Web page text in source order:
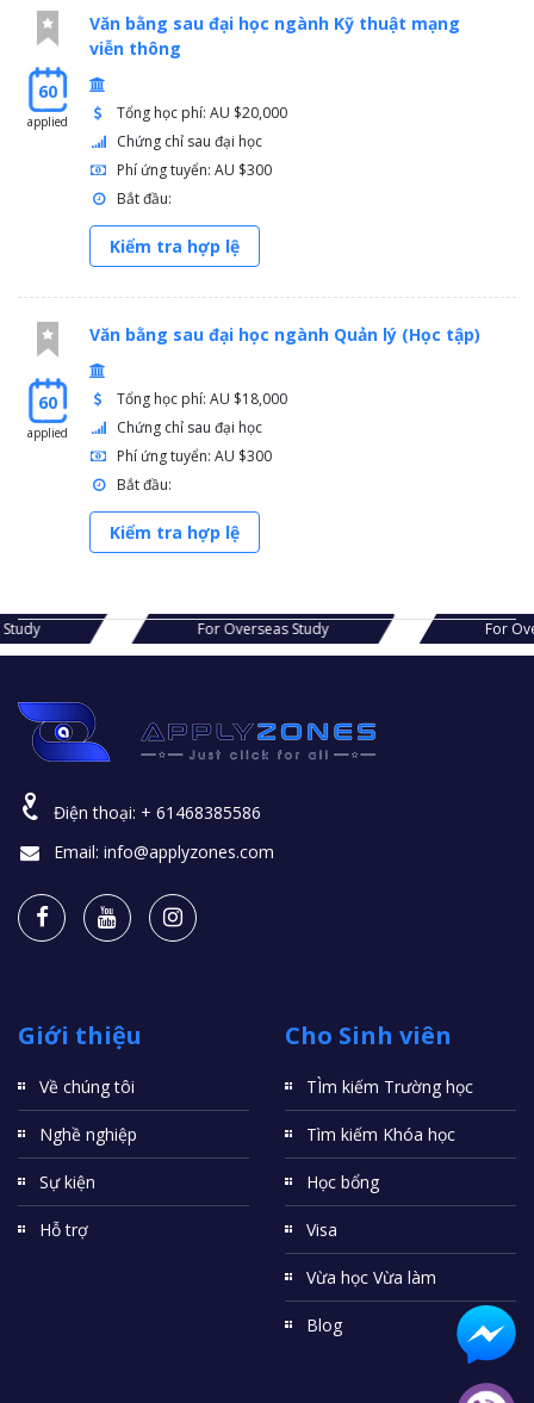
60
applied
Văn bằng sau đại học ngành Kỹ thuật mạng
viễn thông
Tổng học phí: AU $20,000
Chứng chỉ sau đại học
Phí ứng tuyển: AU $300
Bắt đầu:
Kiểm tra hợp lệ
60
applied
Văn bằng sau đại học ngành Quản lý (Học tập)
Tổng học phí: AU $18,000
Chứng chỉ sau đại học
Phí ứng tuyển: AU $300
Bắt đầu:
Kiểm tra hợp lệ
Study For Overseas Study For
Điện thoại: + 61468385586
Email: info@applyzones.com
Giới thiệu
Về chúng tôi
Nghề nghiệp
Sự kiện
Hỗ trợ
Cho Sinh viên
TÌm kiếm Trường học
Tìm kiếm Khóa học
Học bổng
Visa
Vừa học Vừa làm
Blog